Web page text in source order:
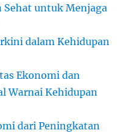
untuk Menjaga
dalam Kehidupan
Ekonomi dan
Warnai Kehidupan
dari Peningkatan